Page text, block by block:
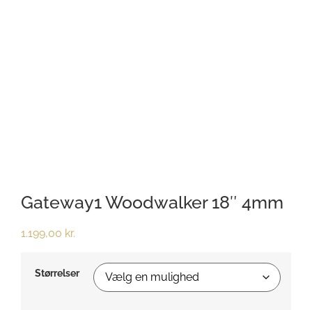
Gateway1 Woodwalker 18″ 4mm
1.199,00 kr.
Størrelser